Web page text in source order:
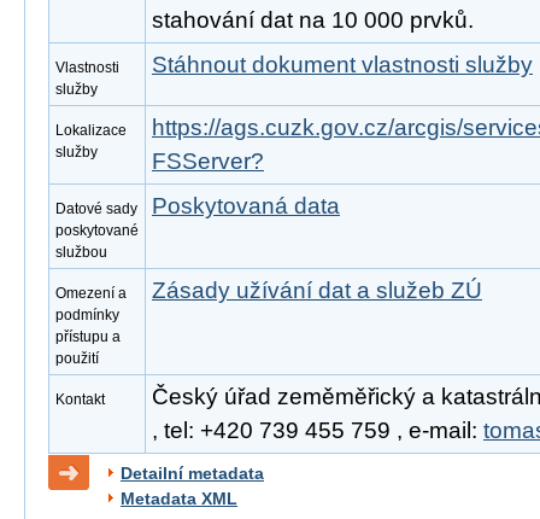
stahování dat na 10 000 prvků.
Vlastnosti
služby
Stáhnout dokument vlastnosti služby
Lokalizace
služby
https://ags.cuzk.gov.cz/arcgis/
FSServer?
Datové sady
poskytované
službou
Poskytovaná data
Omezení a
podmínky
přístupu a
použití
Zásady užívání dat a služeb ZÚ
Kontakt
Český úřad zeměměřický a
, tel: +420 739 455 759 , e-mail:
Detailní metadata
Metadata XML